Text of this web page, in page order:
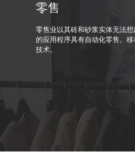
零售
零售业以其砖和砂浆实体无法
的应用程序具有自动化零售。
技术。